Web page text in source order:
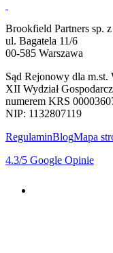
Brookfield Partners sp.
ul. Bagatela 11/6
00-585 Warszawa
Sąd Rejonowy dla m.st.
XII Wydział
numerem KRS
NIP: 1132807119
RegulaminBlogMapa
4.3/5 Google Opinie